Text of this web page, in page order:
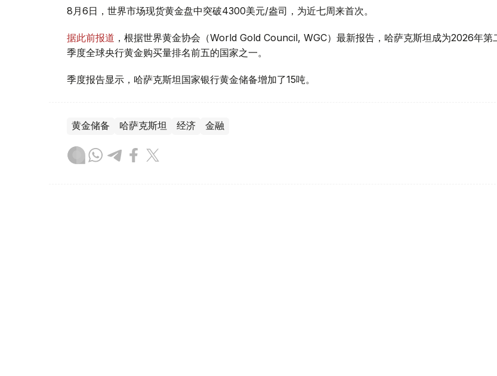
8月6日，世界市场现货黄金盘中突破4300美元/盎司，为近七周来首次。
据此前报道 ，根据世界黄金协会（World Gold Council, WGC）最新报告，哈萨克斯坦成为2026年第
季度全球央行黄金购买量排名前五的国家之一。
季度报告显示，哈萨克斯坦国家银行黄金储备增加了15吨。
黄金储备 哈萨克斯坦 经济 金融